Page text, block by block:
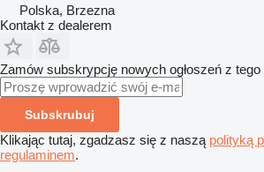
Polska, Brzezna
Kontakt z dealerem
Zamów subskrypcję nowych ogłoszeń z tego
Subskrubuj
Klikając tutaj, zgadzasz się z naszą polityką
regulaminem.